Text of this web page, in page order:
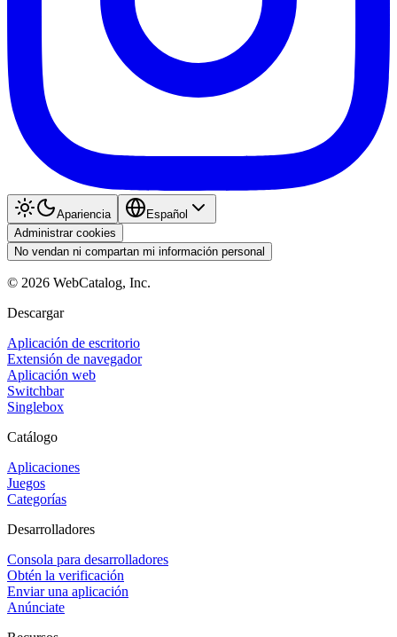
Apariencia
Español
Administrar cookies
No vendan ni compartan mi información personal
© 2026 WebCatalog, Inc.
Descargar
Aplicación de escritorio
Extensión de navegador
Aplicación web
Switchbar
Singlebox
Catálogo
Aplicaciones
Juegos
Categorías
Desarrolladores
Consola para desarrolladores
Obtén la verificación
Enviar una aplicación
Anúnciate